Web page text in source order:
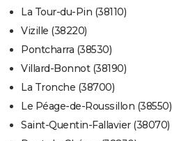
La Tour-du-Pin (38110)
Vizille (38220)
Pontcharra (38530)
Villard-Bonnot (38190)
La Tronche (38700)
Le Péage-de-Roussillon (38550)
Saint-Quentin-Fallavier (38070)